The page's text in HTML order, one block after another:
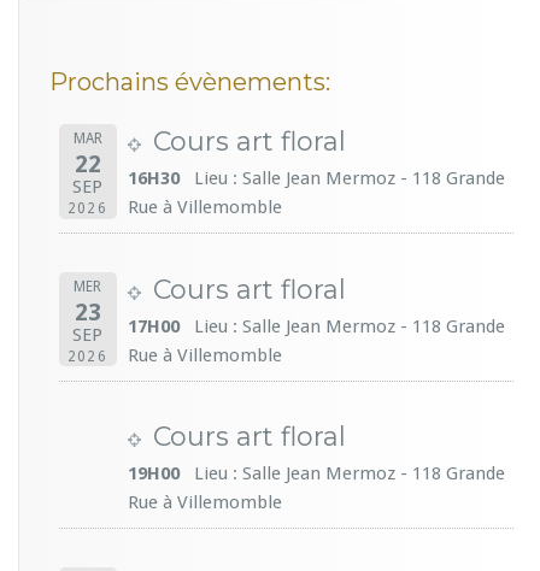
Prochains évènements:
MAR
22
SEP
2026
Cours art floral
16H30
Lieu : Salle Jean Mermoz - 118 Grande
Rue à Villemomble
MER
23
SEP
2026
Cours art floral
17H00
Lieu : Salle Jean Mermoz - 118 Grande
Rue à Villemomble
Cours art floral
19H00
Lieu : Salle Jean Mermoz - 118 Grande
Rue à Villemomble